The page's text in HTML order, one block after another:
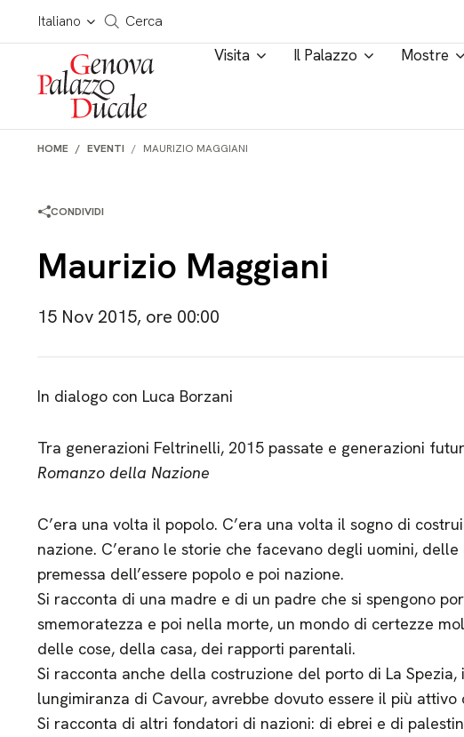
Salta al contenuto
Italiano
Cerca in tutto il sito
Cerca
Visita Il Palazzo Mostre
HOME EVENTI MAURIZIO MAGGIANI
CONDIVIDI
Maurizio Maggiani
15 Nov 2015, ore 00:00
In dialogo con Luca Borzani
Tra generazioni Feltrinelli, 2015 passate e generazioni
Romanzo della Nazione
C’era una volta il popolo. C’era una volta il sogno di
nazione. C’erano le storie che facevano degli uomini,
premessa dell’essere popolo e poi nazione.
Si racconta di una madre e di un padre che si spengono
smemoratezza e poi nella morte, un mondo di certezze
delle cose, della casa, dei rapporti parentali.
Si racconta anche della costruzione del porto di La
lungimiranza di Cavour, avrebbe dovuto essere il più
Si racconta di altri fondatori di nazioni: di ebrei e di